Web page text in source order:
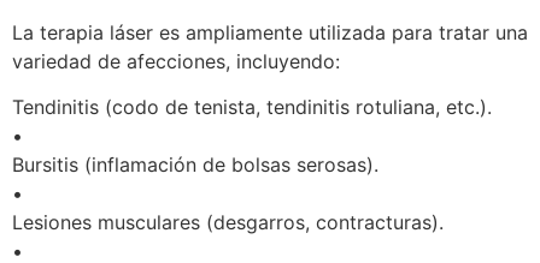
La terapia láser es ampliamente utilizada para tratar una
variedad de afecciones, incluyendo:
Tendinitis (codo de tenista, tendinitis rotuliana, etc.).
•
Bursitis (inflamación de bolsas serosas).
•
Lesiones musculares (desgarros, contracturas).
•